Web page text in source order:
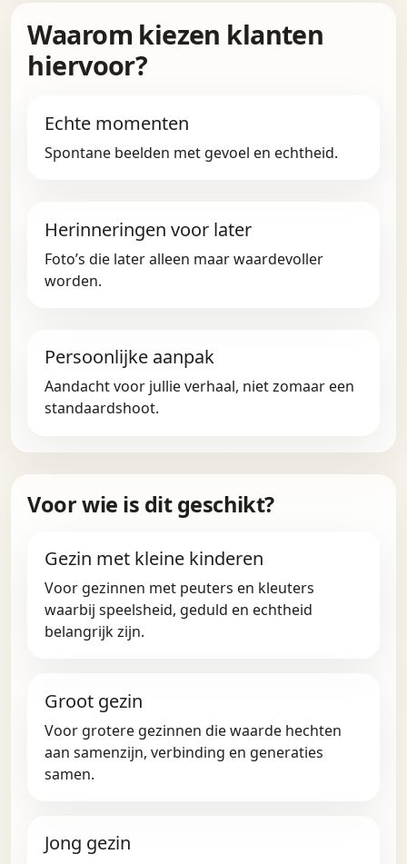
Waarom kiezen klanten
hiervoor?
Echte momenten
Spontane beelden met gevoel en echtheid.
Herinneringen voor later
Foto’s die later alleen maar waardevoller
worden.
Persoonlijke aanpak
Aandacht voor jullie verhaal, niet zomaar een
standaardshoot.
Voor wie is dit geschikt?
Gezin met kleine kinderen
Voor gezinnen met peuters en kleuters
waarbij speelsheid, geduld en echtheid
belangrijk zijn.
Groot gezin
Voor grotere gezinnen die waarde hechten
aan samenzijn, verbinding en generaties
samen.
Jong gezin